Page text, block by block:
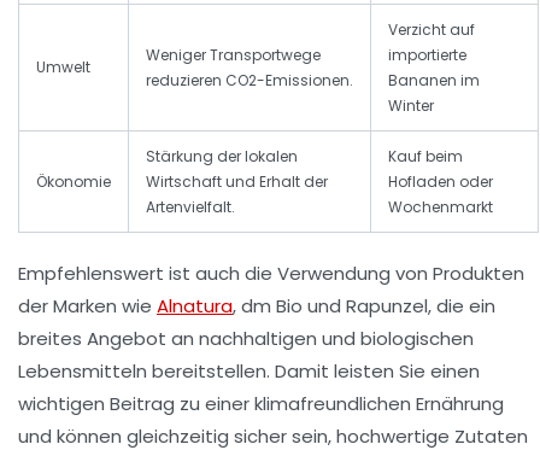
Umwelt
Weniger Transportwege
reduzieren CO2-Emissionen.
Verzicht auf
importierte
Bananen im
Winter
Ökonomie
Stärkung der lokalen
Wirtschaft und Erhalt der
Artenvielfalt.
Kauf beim
Hofladen oder
Wochenmarkt
Empfehlenswert ist auch die Verwendung von Produkten
der Marken wie Alnatura,dm Bio und Rapunzel, die ein
breites Angebot an nachhaltigen und biologischen
Lebensmitteln bereitstellen. Damit leisten Sie einen
wichtigen Beitrag zu einer klimafreundlichen Ernährung
und können gleichzeitig sicher sein, hochwertige Zutaten